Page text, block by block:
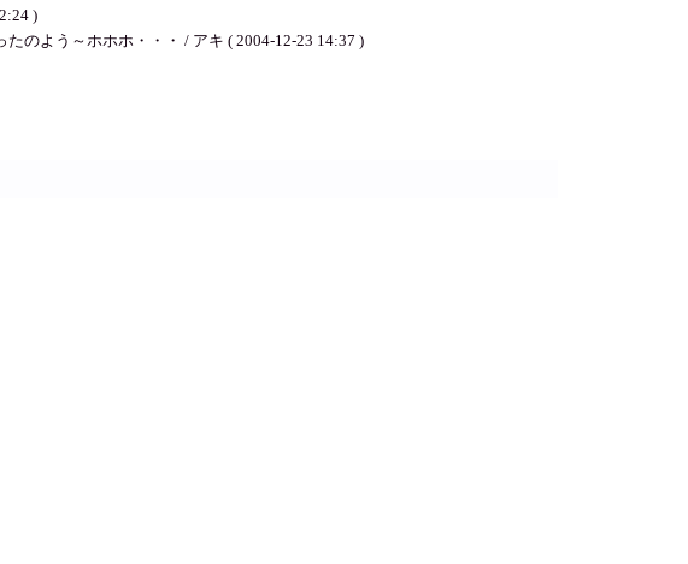
)
のよう～ホホホ・・・ / アキ ( 2004-12-23 14:37 )